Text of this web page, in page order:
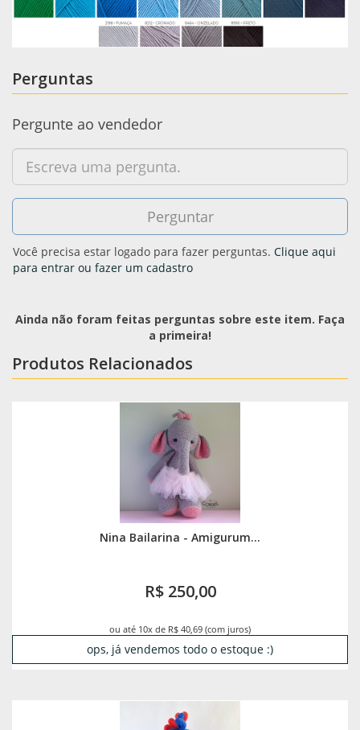
Perguntas
Pergunte ao vendedor
Você precisa estar logado para fazer perguntas. Clique aqui
para entrar ou fazer um cadastro
Ainda não foram feitas perguntas sobre este item. Faça
a primeira!
Produtos Relacionados
Nina Bailarina - Amigurum...
R$ 250,00
ou até 10x de R$ 40,69 (com juros)
ops, já vendemos todo o estoque :)